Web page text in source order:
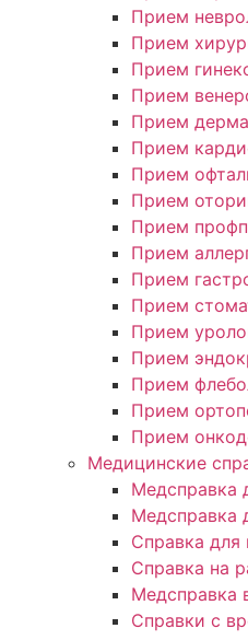
Прием
Прием
Прием
Прием
Прием
Прием
Прием
Прием
Прием
Прием
Прием
Прием
Прием
Прием
Прием
Прием
Прием
Медицинские
Медсправка
Медсправка
Справка для
Справка на
Медсправка
Справки с